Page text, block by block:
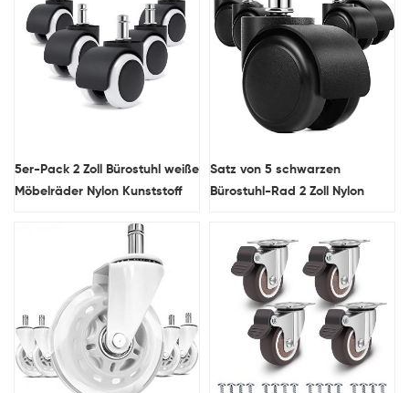
5er-Pack 2 Zoll Bürostuhl weiße
Möbelräder Nylon Kunststoff
Satz von 5 schwarzen
Bürostuhl-Rad 2 Zoll Nylon